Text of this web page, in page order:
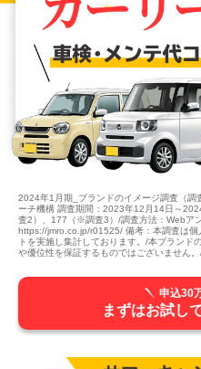
2024年1月期_ブランドのイメージ調査（
ーチ機構 調査期間：2023年12月14日～
査2）、177（※調査3）/調査方法：Webア
https://jmro.co.jp/r01525/ 備考：本調査は個
トを実施し集計しております。/本ブランド
や優位性を保証するものではございません
申込30
まずはお試し